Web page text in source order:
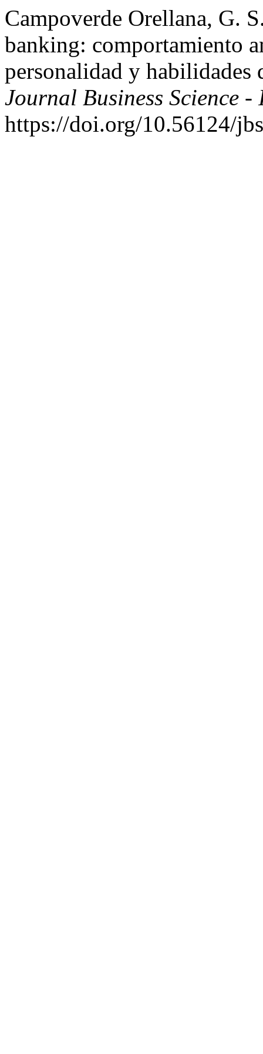
Campoverde Orellana, G.
banking: comportamiento
personalidad y habilidades
Journal Business Science
https://doi.org/10.56124/